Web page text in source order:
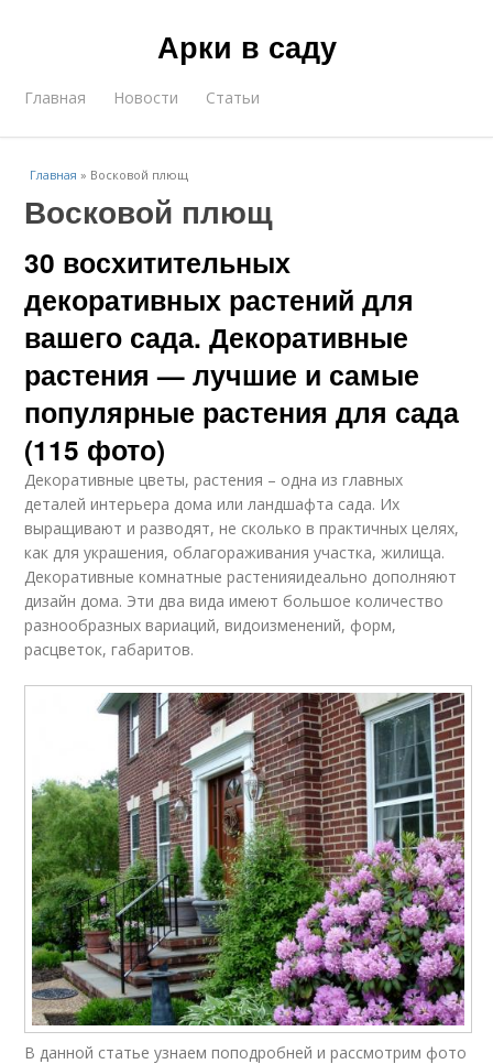
Арки в саду
Главная Новости Статьи
Главная » Восковой плющ
Восковой плющ
30 восхитительных
декоративных растений для
вашего сада. Декоративные
растения — лучшие и самые
популярные растения для сада
(115 фото)
Декоративные цветы, растения – одна из главных
деталей интерьера дома или ландшафта сада. Их
выращивают и разводят, не сколько в практичных целях,
как для украшения, облагораживания участка, жилища.
Декоративные комнатные растенияидеально дополняют
дизайн дома. Эти два вида имеют большое количество
разнообразных вариаций, видоизменений, форм,
расцветок, габаритов.
В данной статье узнаем поподробней и рассмотрим фото